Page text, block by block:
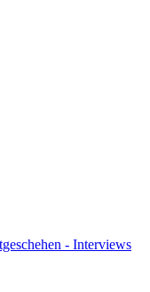
- Interviews